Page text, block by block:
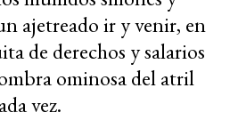
ajetreado ir y venir, en
de derechos y salarios
ominosa del atril
vez.